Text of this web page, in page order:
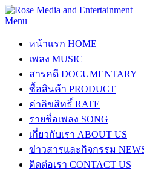
Menu
หน้าแรก HOME
เพลง MUSIC
สารคดี DOCUMENTARY
ซื้อสินค้า PRODUCT
ค่าลิขสิทธิ์ RATE
รายชื่อเพลง SONG
เกี่ยวกับเรา ABOUT US
ข่าวสารและกิจกรรม
ติดต่อเรา CONTACT US